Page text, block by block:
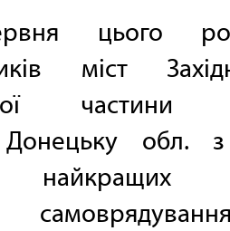
цього
міст
частини
Донецьку обл.
найкращих